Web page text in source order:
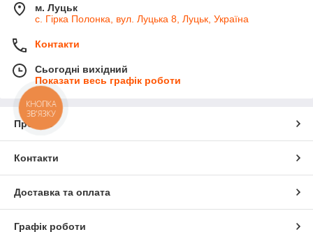
м. Луцьк
с. Гірка Полонка, вул. Луцька 8, Луцьк, Україна
Контакти
Сьогодні вихідний
Показати весь графік роботи
Про нас
Контакти
Доставка та оплата
Графік роботи
КНОПКА
ЗВ'ЯЗКУ